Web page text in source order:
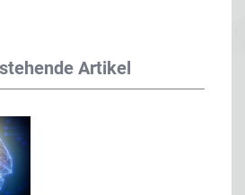
Artikel